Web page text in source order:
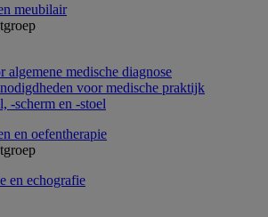
meubilair
algemene medische diagnose
voor medische praktijk
-scherm en -stoel
en oefentherapie
en echografie